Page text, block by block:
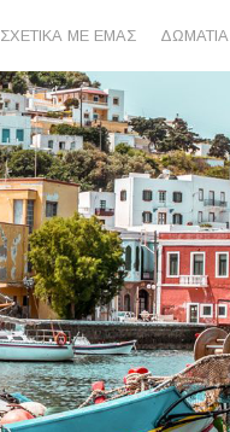
ΣΧΕΤΙΚΑ ΜΕ ΕΜΑΣ ΔΩΜΑΤΙΑ